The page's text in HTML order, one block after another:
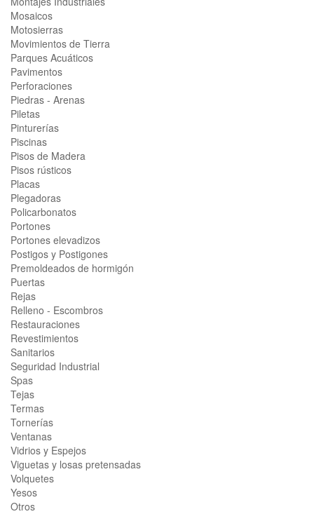
Mosaicos
Motosierras
Movimientos de Tierra
Parques Acuáticos
Pavimentos
Perforaciones
Piedras - Arenas
Piletas
Pinturerías
Piscinas
Pisos de Madera
Pisos rústicos
Placas
Plegadoras
Policarbonatos
Portones
Portones elevadizos
Postigos y Postigones
Premoldeados de hormigón
Puertas
Rejas
Relleno - Escombros
Restauraciones
Revestimientos
Sanitarios
Seguridad Industrial
Spas
Tejas
Termas
Tornerías
Ventanas
Vidrios y Espejos
Viguetas y losas pretensadas
Volquetes
Yesos
Otros